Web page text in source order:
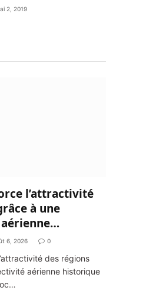
2, 2019
l’attractivité
à une
Ryanair
6, 2026 0
des régions
aérienne historique